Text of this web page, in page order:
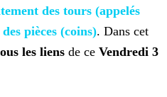
des tours (appelés
pièces (coins). Dans cet
les liens de ce Vendredi 3